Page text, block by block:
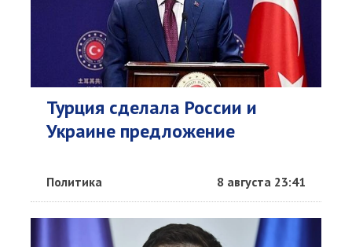
Турция сделала России и
Украине предложение
Политика 8 августа 23:41